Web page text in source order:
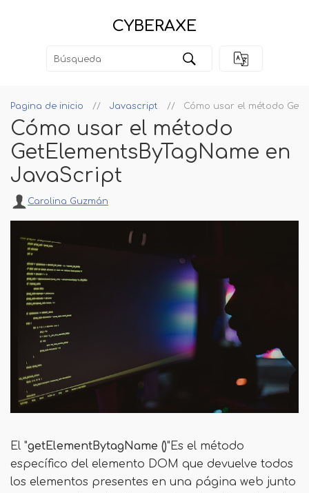
CYBERAXE
Pagina de inicio Javascript Cómo usar el método
Cómo usar el método
GetElementsByTagName en
JavaScript
Carolina Guzmán
El "getElementBytagName ()"Es el método
específico del elemento DOM que devuelve todos
los elementos presentes en una página web junto